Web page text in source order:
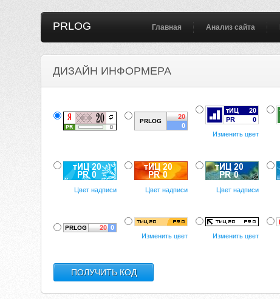
PRLOG Главная Анализ сайта
ДИЗАЙН ИНФОРМЕРА
Изменить цвет
Цвет надписи Цвет надписи Цвет надписи
Изменить цвет Изменить цвет